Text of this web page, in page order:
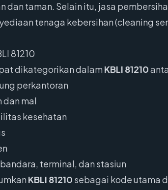
dan taman. Selain itu, jasa
tenaga kebersihan (cleaning
81210
dikategorikan dalam KBLI 81210
perkantoran
dan mal
kesehatan
terminal, dan stasiun
KBLI 81210 sebagai kode utama